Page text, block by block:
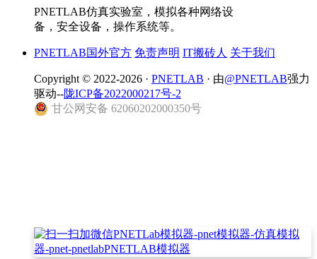
PNETLAB仿真实验室，模拟各种网络设
备，安全设备，操作系统等。
PNETLAB国外官方 免责声明 IT搬砖人 关于我们
Copyright © 2022-2026 · PNETLAB · 由@PNETLAB强力
驱动--陇ICP备2022000217号-2
甘公网安备 62060202000350号